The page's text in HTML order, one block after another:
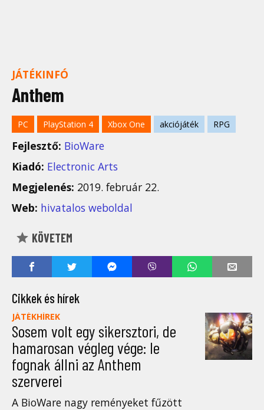
JÁTÉKINFÓ
Anthem
PC PlayStation 4 Xbox One akciójáték RPG
Fejlesztő: BioWare
Kiadó: Electronic Arts
Megjelenés: 2019. február 22.
Web: hivatalos weboldal
KÖVETEM
Cikkek és hírek
JÁTÉKHÍREK
Sosem volt egy sikersztori, de
hamarosan végleg vége: le
fognak állni az Anthem
szerverei
A BioWare nagy reményeket fűzött